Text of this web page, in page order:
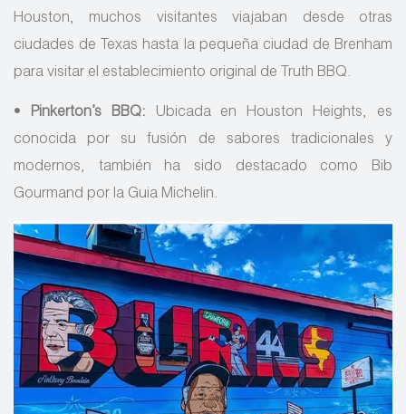
Houston, muchos visitantes viajaban desde otras
ciudades de Texas hasta la pequeña ciudad de Brenham
para visitar el establecimiento original de Truth BBQ.
• Pinkerton’s BBQ: Ubicada en Houston Heights, es
conocida por su fusión de sabores tradicionales y
modernos, también ha sido destacado como Bib
Gourmand por la Guia Michelin.